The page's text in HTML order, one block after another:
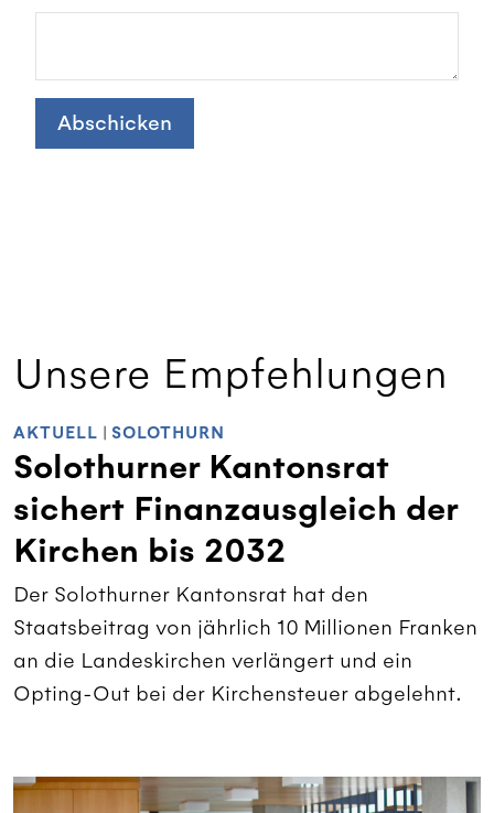
Abschicken
Unsere Empfehlungen
AKTUELL SOLOTHURN
Solothurner Kantonsrat
sichert Finanzausgleich der
Kirchen bis 2032
Der Solothurner Kantonsrat hat den
Staatsbeitrag von jährlich 10 Millionen Franken
an die Landeskirchen verlängert und ein
Opting-Out bei der Kirchensteuer abgelehnt.